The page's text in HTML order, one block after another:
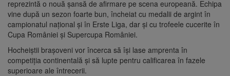
reprezintă o nouă șansă de afirmare pe scena europeană. Echipa
vine după un sezon foarte bun, încheiat cu medalii de argint în
campionatul național și în Erste Liga, dar și cu trofeele cucerite în
Cupa României și Supercupa României.
Hocheiștii brașoveni vor încerca să își lase amprenta în
competiția continentală și să lupte pentru calificarea în fazele
superioare ale întrecerii.